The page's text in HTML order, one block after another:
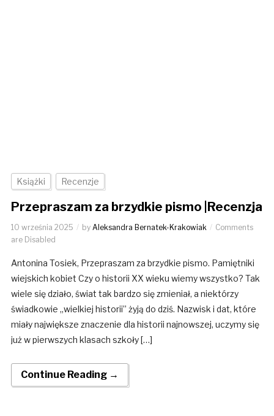
Książki Recenzje
Przepraszam za brzydkie pismo |Recenzja
10 września 2025 by Aleksandra Bernatek-Krakowiak
Comments
are Disabled
Antonina Tosiek, Przepraszam za brzydkie pismo. Pamiętniki
wiejskich kobiet Czy o historii XX wieku wiemy wszystko? Tak
wiele się działo, świat tak bardzo się zmieniał, a niektórzy
świadkowie „wielkiej historii” żyją do dziś. Nazwisk i dat, które
miały największe znaczenie dla historii najnowszej, uczymy się
już w pierwszych klasach szkoły […]
Continue Reading →